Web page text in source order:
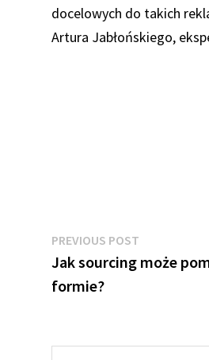
docelowych do takich
Artura Jabłońskiego,
Nawigacja
wpisu
PREVIOUS POST
post:
Jak sourcing może
formie?